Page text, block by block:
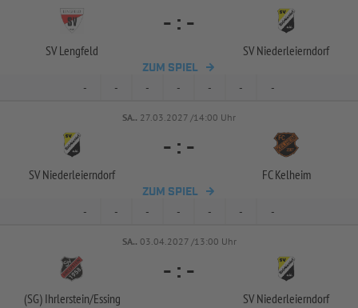
SV Lengfeld
- : -
SV Niederleierndorf
ZUM SPIEL
- - - - - - -
SA.. 27.03.2027 /14:00 Uhr
SV Niederleierndorf
- : -
FC Kelheim
ZUM SPIEL
- - - - - - -
SA.. 03.04.2027 /13:00 Uhr
(SG) Ihrlerstein/Essing
- : -
SV Niederleierndorf